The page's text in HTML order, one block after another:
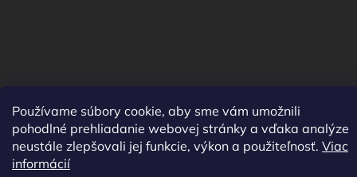
Používame súbory cookie, aby sme vám umožnili
pohodlné prehliadanie webovej stránky a vďaka analýze
neustále zlepšovali jej funkcie, výkon a použiteľnosť. Viac
informácií